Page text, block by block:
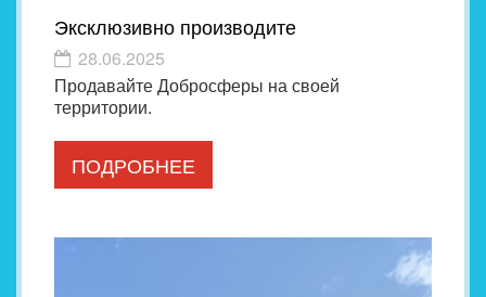
Эксклюзивно производите
28.06.2025
Продавайте Добросферы на своей
территории.
ПОДРОБНЕЕ